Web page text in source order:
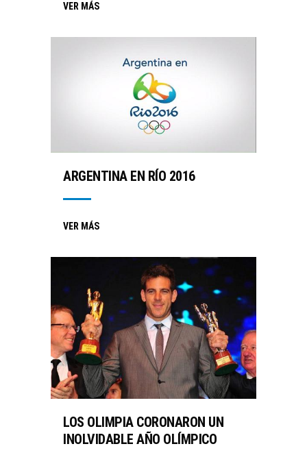
VER MÁS
ARGENTINA EN RÍO 2016
VER MÁS
LOS OLIMPIA CORONARON UN
INOLVIDABLE AÑO OLÍMPICO